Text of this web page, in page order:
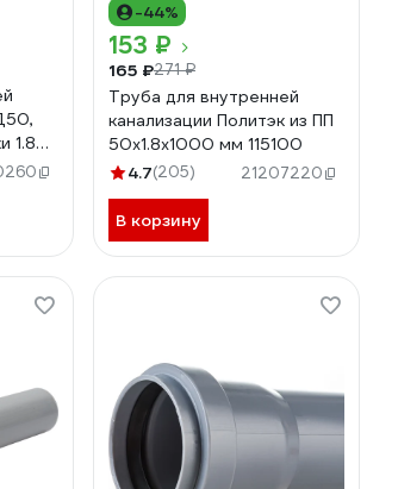
1.8
-44%
153 ₽
165 ₽271 ₽
Труба для внутренней
канализации Политэк из ПП
50х1.8х1000 мм 115100
4.7(205) 21207220
В корзину